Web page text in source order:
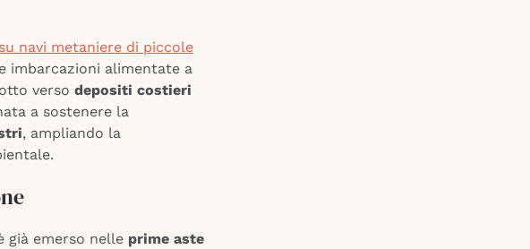
navi metaniere di piccole
imbarcazioni alimentate a
verso depositi costieri
a sostenere la
, ampliando la
già emerso nelle prime aste